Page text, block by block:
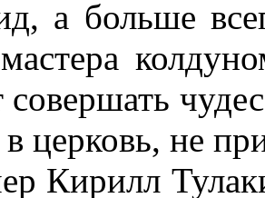
а больше
совершать
церковь, не
Кирилл